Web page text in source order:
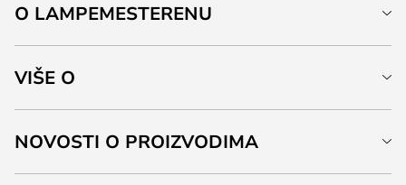
O LAMPEMESTERENU
VIŠE O
NOVOSTI O PROIZVODIMA